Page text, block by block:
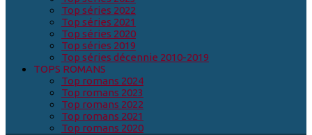
Top séries 2022
Top séries 2021
Top séries 2020
Top séries 2019
Top séries décennie 2010-2019
TOPS ROMANS
Top romans 2024
Top romans 2023
Top romans 2022
Top romans 2021
Top romans 2020